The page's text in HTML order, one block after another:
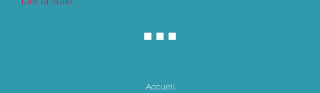
Accueil